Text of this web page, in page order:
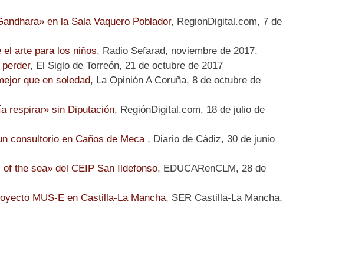
en la Sala Vaquero Poblador, RegionDigital.com, 7 de
el arte para los niños, Radio Sefarad, noviembre de 2017.
, El Siglo de Torreón, 21 de octubre de 2017
que en soledad, La Opinión A Coruña, 8 de octubre de
respirar» sin Diputación, RegiónDigital.com, 18 de julio de
consultorio en Caños de Meca, Diario de Cádiz, 30 de junio
the sea» del CEIP San Ildefonso, EDUCARenCLM, 28 de
MUS-E en Castilla-La Mancha, SER Castilla-La Mancha,